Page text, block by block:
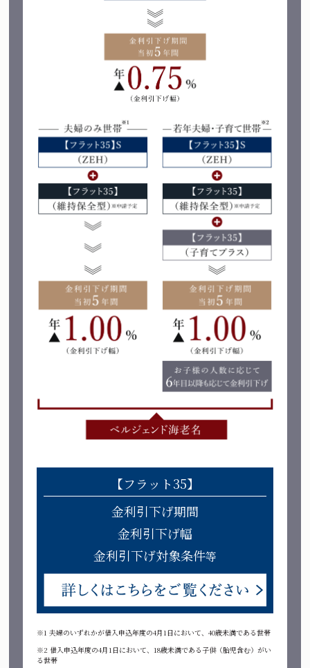
※1 夫婦のいずれかが借入申込年度の4月1日において、40歳未満である世帯
※2 借入申込年度の4月1日において、18歳未満である子供（胎児含む）がい
る世帯
【フラット35】
金利引下げ期間
金利引下げ幅
金利引下げ対象条件等